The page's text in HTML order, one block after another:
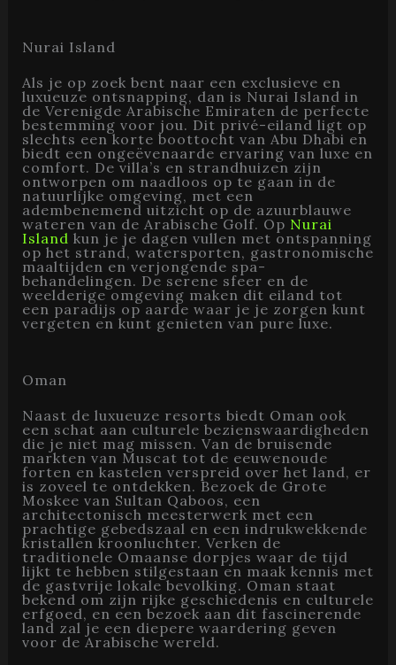
Nurai Island
Als je op zoek bent naar een exclusieve en
luxueuze ontsnapping, dan is Nurai Island in
de Verenigde Arabische Emiraten de perfecte
bestemming voor jou. Dit privé-eiland ligt op
slechts een korte boottocht van Abu Dhabi en
biedt een ongeëvenaarde ervaring van luxe en
comfort. De villa’s en strandhuizen zijn
ontworpen om naadloos op te gaan in de
natuurlijke omgeving, met een
adembenemend uitzicht op de azuurblauwe
wateren van de Arabische Golf. Op Nurai
Island kun je je dagen vullen met ontspanning
op het strand, watersporten, gastronomische
maaltijden en verjongende spa-
behandelingen. De serene sfeer en de
weelderige omgeving maken dit eiland tot
een paradijs op aarde waar je je zorgen kunt
vergeten en kunt genieten van pure luxe.
Oman
Naast de luxueuze resorts biedt Oman ook
een schat aan culturele bezienswaardigheden
die je niet mag missen. Van de bruisende
markten van Muscat tot de eeuwenoude
forten en kastelen verspreid over het land, er
is zoveel te ontdekken. Bezoek de Grote
Moskee van Sultan Qaboos, een
architectonisch meesterwerk met een
prachtige gebedszaal en een indrukwekkende
kristallen kroonluchter. Verken de
traditionele Omaanse dorpjes waar de tijd
lijkt te hebben stilgestaan en maak kennis met
de gastvrije lokale bevolking. Oman staat
bekend om zijn rijke geschiedenis en culturele
erfgoed, en een bezoek aan dit fascinerende
land zal je een diepere waardering geven
voor de Arabische wereld.